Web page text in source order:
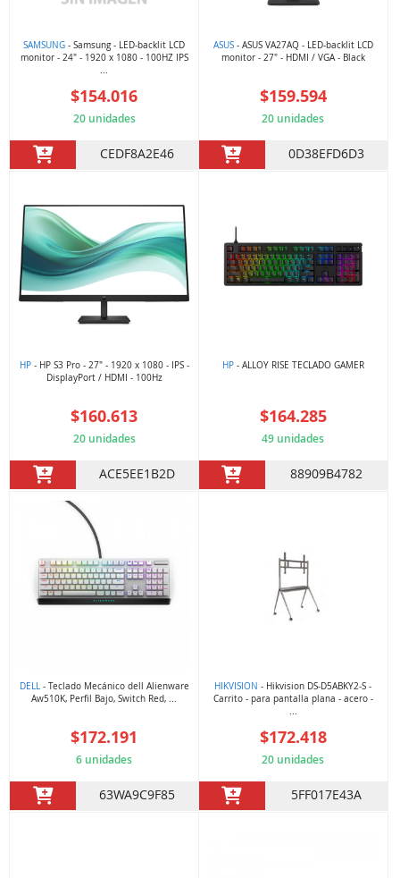
SAMSUNG - Samsung - LED-backlit LCD
monitor - 24" - 1920 x 1080 - 100HZ IPS
$154.016
20 unidades
CEDF8A2E46
ASUS- ASUS VA27AQ - LED-backlit LCD
monitor - 27" - HDMI / VGA - Black
$159.594
20 unidades
0D38EFD6D3
HP- HP S3 Pro - 27" - 1920 x 1080 - IPS -
DisplayPort / HDMI - 100Hz
$160.613
20 unidades
ACE5EE1B2D
HP- ALLOY RISE TECLADO GAMER
$164.285
49 unidades
88909B4782
DELL- Teclado Mecánico dell Alienware
Aw510K, Perfil Bajo, Switch Red, ...
$172.191
6 unidades
63WA9C9F85
HIKVISION - Hikvision DS-D5ABKY2-S -
Carrito - para pantalla plana - acero -
...
$172.418
20 unidades
5FF017E43A